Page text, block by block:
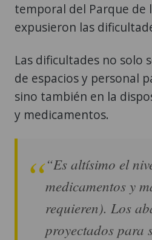
temporal del Parque de
expusieron las
Las dificultades no solo
de espacios y personal
sino también en la
y medicamentos.
“Es altísimo el
medicamentos y
requieren). Los
proyectados para